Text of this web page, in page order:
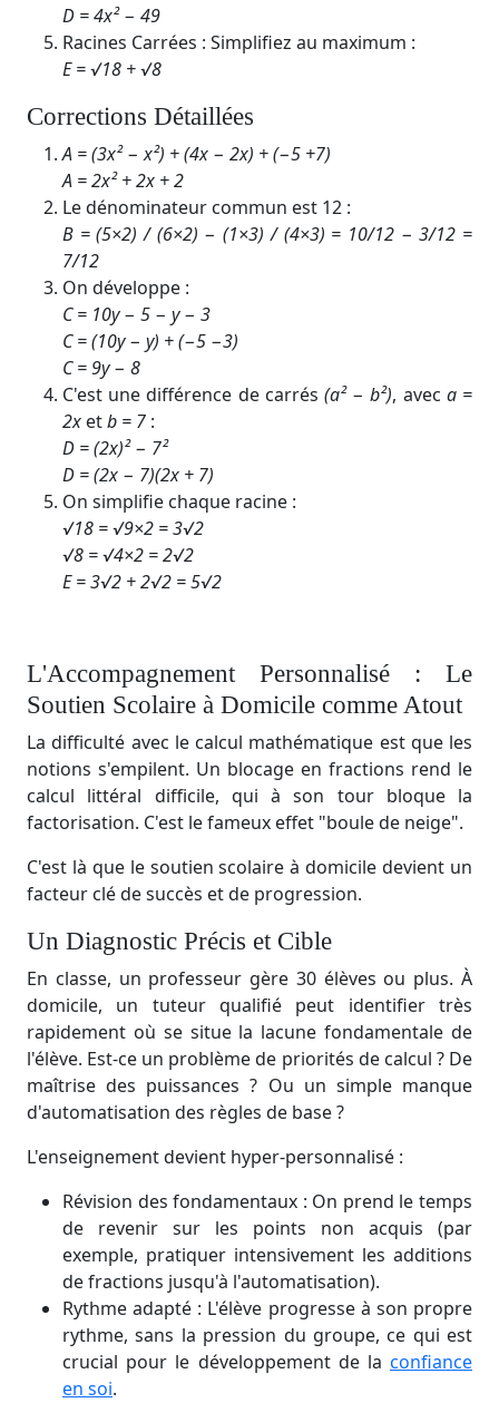
D = 4x² − 49
Racines Carrées : Simplifiez au maximum :
E​ = √18 ​ + √8
Corrections Détaillées
A​ = (3x² − x²) + (4x − 2x) + (−5 +7)
A​ = 2x² + 2x + 2
Le dénominateur commun est 12 :
B = (5×2) / (6×2) ​− (1×3) / (4×3) ​= 10/12 ​− 3/12​ =
7/12​
On développe :
C​ = 10y − 5 − y − 3
C​ = (10y − y) + (−5 −3)
C​ = 9y − 8
C'est une différence de carrés (a² − b²), avec a =
2x etb = 7 :
D​ = (2x)² − 7²
D​ = (2x − 7)(2x + 7)
On simplifie chaque racine :
√18 ​ = √9×2 ​ = 3√2
√8 ​ = √4×2 ​ = 2√2
E​ = 3√2 ​ + 2√2 ​ = 5√2
L'Accompagnement Personnalisé : Le
Soutien Scolaire à Domicile comme Atout
La difficulté avec le calcul mathématique est que les
notions s'empilent. Un blocage en fractions rend le
calcul littéral difficile, qui à son tour bloque la
factorisation. C'est le fameux effet "boule de neige".
C'est là que le soutien scolaire à domicile devient un
facteur clé de succès et de progression.
Un Diagnostic Précis et Cible
En classe, un professeur gère 30 élèves ou plus. À
domicile, un tuteur qualifié peut identifier très
rapidement où se situe la lacune fondamentale de
l'élève. Est-ce un problème de priorités de calcul ? De
maîtrise des puissances ? Ou un simple manque
d'automatisation des règles de base ?
L'enseignement devient hyper-personnalisé :
Révision des fondamentaux : On prend le temps
de revenir sur les points non acquis (par
exemple, pratiquer intensivement les additions
de fractions jusqu'à l'automatisation).
Rythme adapté : L'élève progresse à son propre
rythme, sans la pression du groupe, ce qui est
crucial pour le développement de la confiance
en soi.